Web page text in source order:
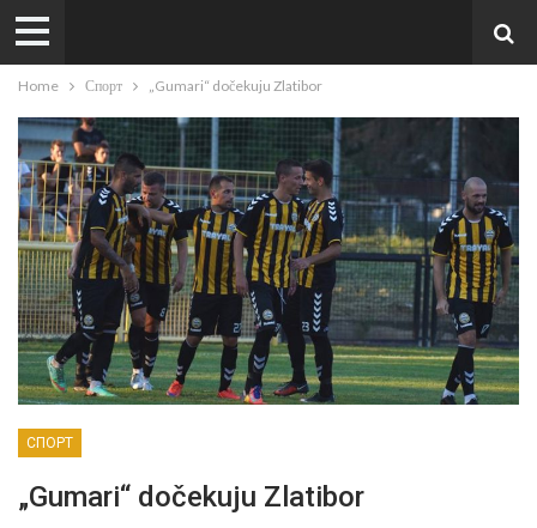
Home Спорт „Gumari“ dočekuju Zlatibor
СПОРТ
„Gumari“ dočekuju Zlatibor